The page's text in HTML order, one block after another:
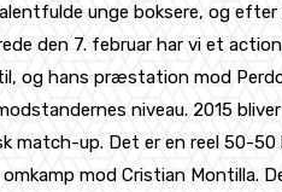
unge boksere, og efter
den 7. februar har vi et
og hans præstation mod
niveau. 2015
up. Det er en reel 50-50
mod Cristian Montilla.